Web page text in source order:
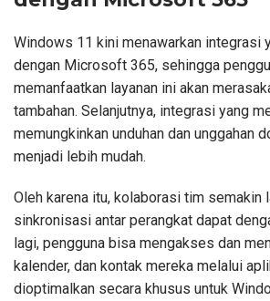
Windows 11 kini menawarkan integrasi
dengan Microsoft 365, sehingga
memanfaatkan layanan ini akan
tambahan. Selanjutnya, integrasi yang
memungkinkan unduhan dan unggahan
menjadi lebih mudah.
Oleh karena itu, kolaborasi tim semakin
sinkronisasi antar perangkat dapat
lagi, pengguna bisa mengakses dan
kalender, dan kontak mereka melalui
dioptimalkan secara khusus untuk